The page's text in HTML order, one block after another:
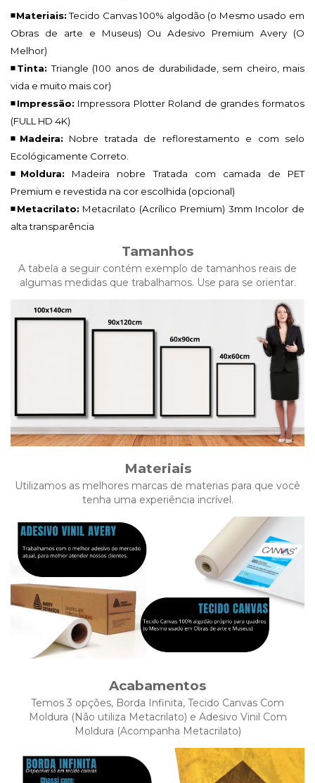
◾Materiais:Tecido Canvas 100% algodão (o Mesmo usado em
Obras de arte e Museus) Ou Adesivo Premium Avery (O
Melhor)
◾Tinta: Triangle (100 anos de durabilidade, sem cheiro, mais
vida e muito mais cor)
◾Impressão: Impressora Plotter Roland de grandes formatos
(FULL HD 4K)
◾Madeira: Nobre tratada de reflorestamento e com selo
Ecológicamente Correto.
◾Moldura: Madeira nobre Tratada com camada de PET
Premium e revestida na cor escolhida (opcional)
◾Metacrilato: Metacrilato (Acrílico Premium) 3mm Incolor de
alta transparência
Tamanhos
A tabela a seguir contém exemplo de tamanhos reais de
algumas medidas que trabalhamos. Use para se orientar.
Materiais
Utilizamos as melhores marcas de materias para que você
tenha uma experiência incrível.
Acabamentos
Temos 3 opções, Borda Infinita, Tecido Canvas Com
Moldura (Não utiliza Metacrilato) e Adesivo Vinil Com
Moldura (Acompanha Metacrilato)